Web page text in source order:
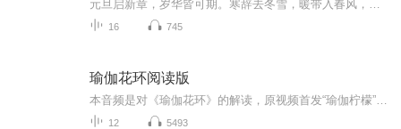
16 745
瑜伽花环阅读版
12 5493